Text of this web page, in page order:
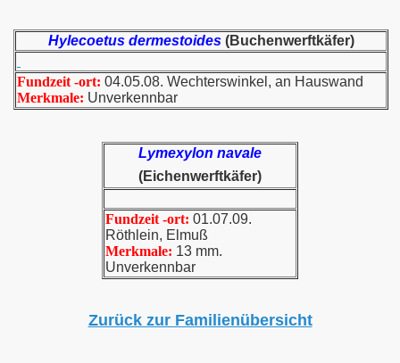
Hylecoetus dermestoides (Buchenwerftkäfer)
Fundzeit -ort: 04.05.08. Wechterswinkel, an Hauswand
Merkmale: Unverkennbar
Lymexylon navale
(Eichenwerftkäfer)
Fundzeit -ort: 01.07.09.
Röthlein, Elmuß
Merkmale: 13 mm.
Unverkennbar
Zurück zur Familienübersicht